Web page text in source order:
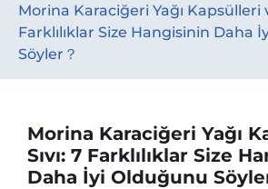
Morina Karaciğeri Yağı Kapsülleri
Farklılıklar Size Hangisinin Daha
Söyler？
Morina Karaciğeri Yağı
Sıvı: 7 Farklılıklar Size
Daha İyi Olduğunu